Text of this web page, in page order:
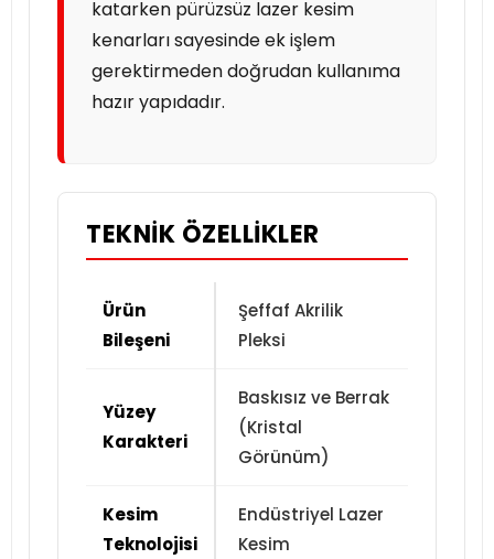
katarken pürüzsüz lazer kesim
kenarları sayesinde ek işlem
gerektirmeden doğrudan kullanıma
hazır yapıdadır.
TEKNIK ÖZELLIKLER
Ürün
Bileşeni
Şeffaf Akrilik
Pleksi
Yüzey
Karakteri
Baskısız ve Berrak
(Kristal
Görünüm)
Kesim
Teknolojisi
Endüstriyel Lazer
Kesim